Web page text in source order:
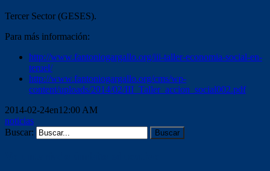
Tercer Sector (GESES).
Para más información:
http://www.fantoniogargallo.org/iii-taller-economia-social-en-
teruel/
http://www.fantoniogargallo.org/cms/wp-
content/uploads/2014/02/III_Taller_accion_social002.pdf
2014-02-24en12:00 AM
noticias
Buscar: